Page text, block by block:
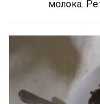
молока.